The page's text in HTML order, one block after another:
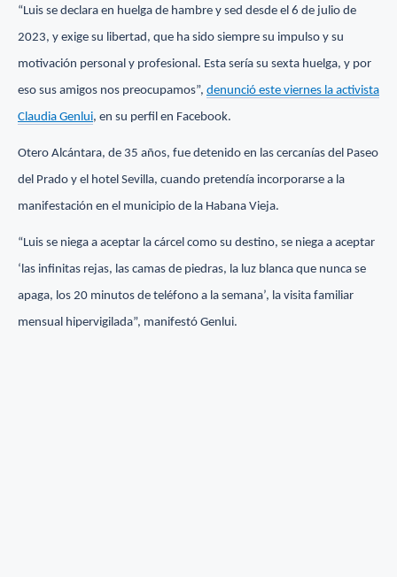
“Luis se declara en huelga de hambre y sed desde el 6 de julio de
2023, y exige su libertad, que ha sido siempre su impulso y su
motivación personal y profesional. Esta sería su sexta huelga, y por
eso sus amigos nos preocupamos”, denunció este viernes la activista
Claudia Genlui, en su perfil en Facebook.
Otero Alcántara, de 35 años, fue detenido en las cercanías del Paseo
del Prado y el hotel Sevilla, cuando pretendía incorporarse a la
manifestación en el municipio de la Habana Vieja.
“Luis se niega a aceptar la cárcel como su destino, se niega a aceptar
‘las infinitas rejas, las camas de piedras, la luz blanca que nunca se
apaga, los 20 minutos de teléfono a la semana’, la visita familiar
mensual hipervigilada”, manifestó Genlui.